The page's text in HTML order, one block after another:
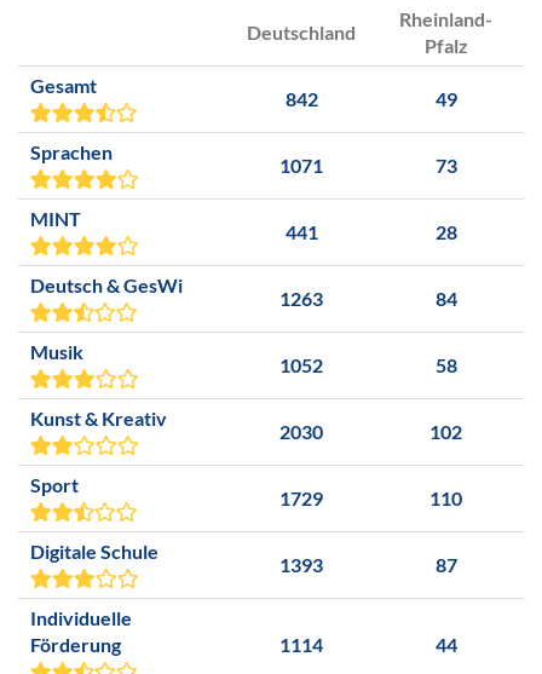
Deutschland
Rheinland-
Pfalz
Gesamt
842 49
Sprachen
1071 73
MINT
441 28
Deutsch & GesWi
1263 84
Musik
1052 58
Kunst & Kreativ
2030 102
Sport
1729 110
Digitale Schule
1393 87
Individuelle
Förderung
1114 44